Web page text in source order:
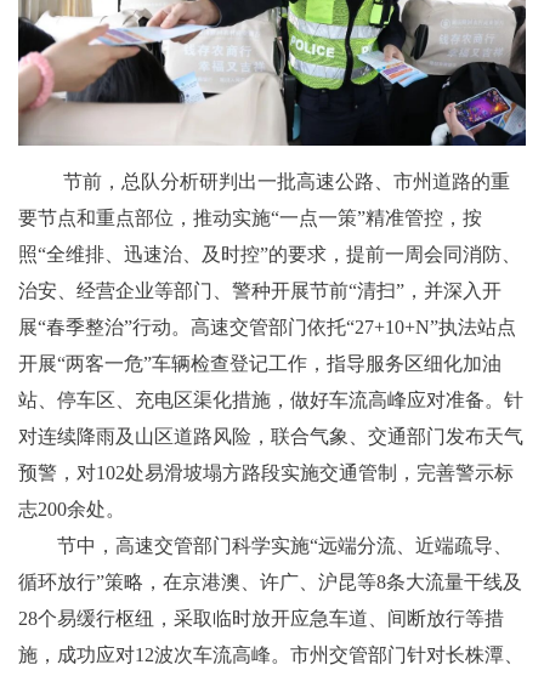
节前，总队分析研判出一批高速公路、市州道路的重
要节点和重点部位，推动实施“一点一策”精准管控，按
照“全维排、迅速治、及时控”的要求，提前一周会同消防、
治安、经营企业等部门、警种开展节前“清扫”，并深入开
展“春季整治”行动。高速交管部门依托“27+10+N”执法站点
开展“两客一危”车辆检查登记工作，指导服务区细化加油
站、停车区、充电区渠化措施，做好车流高峰应对准备。针
对连续降雨及山区道路风险，联合气象、交通部门发布天气
预警，对102处易滑坡塌方路段实施交通管制，完善警示标
志200余处。
节中，高速交管部门科学实施“远端分流、近端疏导、
循环放行”策略，在京港澳、许广、沪昆等8条大流量干线及
28个易缓行枢纽，采取临时放开应急车道、间断放行等措
施，成功应对12波次车流高峰。市州交管部门针对长株潭、